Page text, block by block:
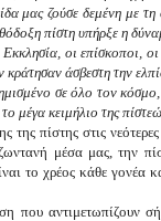
μας ζούσε δεμένη με
πίστη υπήρξε η
οι επίσκοποι,
άσβεστη την
σε όλο τον κόσμο,
μέγα κειμήλιο της
πίστης στις
μέσα μας, την
το χρέος κάθε γονέα
που αντιμετωπίζουν